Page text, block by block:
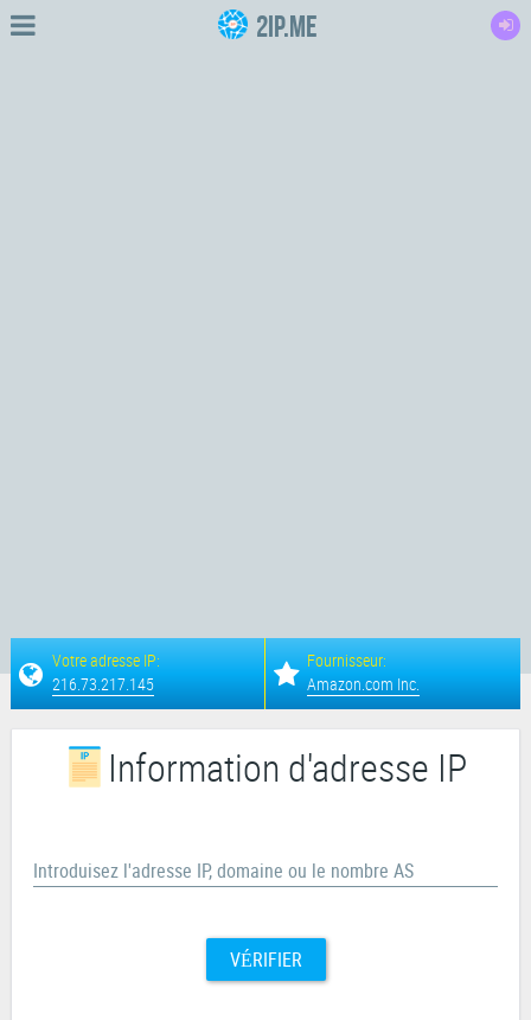
2IP.me
Votre adresse IP:
216.73.217.145
Fournisseur:
Amazon.com Inc.
Information d'adresse IP
Introduisez l'adresse IP, domaine ou le nombre AS
VÉRIFIER